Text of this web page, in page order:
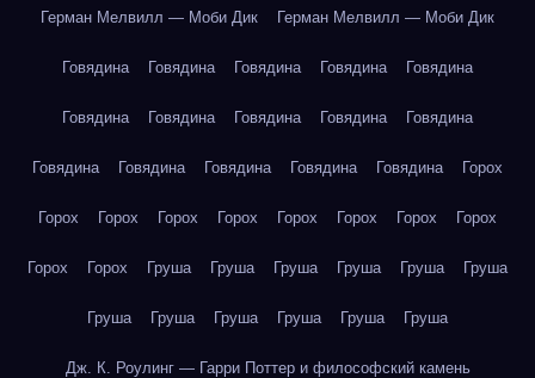
Герман Мелвилл — Моби Дик Герман Мелвилл — Моби Дик
Говядина Говядина Говядина Говядина Говядина
Говядина Говядина Говядина Говядина Говядина
Говядина Говядина Говядина Говядина Говядина Горох
Горох Горох Горох Горох Горох Горох Горох Горох
Горох Горох Груша Груша Груша Груша Груша Груша
Груша Груша Груша Груша Груша Груша
Дж. К. Роулинг — Гарри Поттер и философский камень